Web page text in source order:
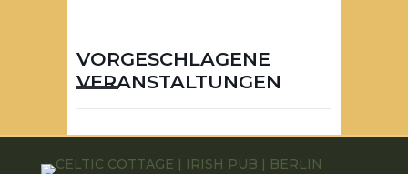
VORGESCHLAGENE
VERANSTALTUNGEN